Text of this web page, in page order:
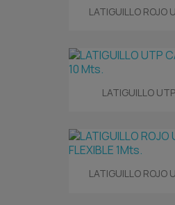
LATIGUILLO ROJO
LATIGUILLO
LATIGUILLO ROJO